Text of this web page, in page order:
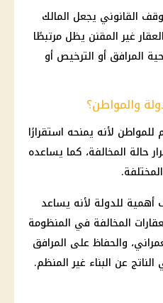
القانوني يجعل المالك
غير المقنن يظل مرتبطًا
المرافق أو الترخيص أو
والمواطن؟
لأنه يمنحه استقرارًا
حالة المخالفة، كما يساعده
للدولة لأنه يساعد
المخالفة في المنظومة
والحفاظ على المرافق
عن البناء غير المنظم.